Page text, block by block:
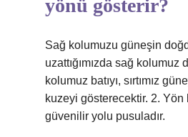
yönü gösterir?
Sağ kolumuzu güneşin
uzattığımızda sağ kolumuz
kolumuz batıyı, sırtımız
kuzeyi gösterecektir. 2.
güvenilir yolu pusuladır.